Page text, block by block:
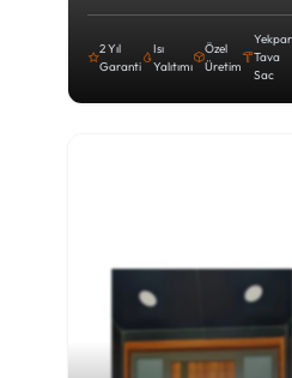
2 Yıl
Garanti
Isı
Yalıtımı
Özel
Üretim
Tava
Sac